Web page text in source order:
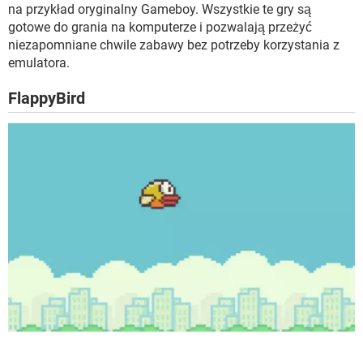
na przykład oryginalny Gameboy. Wszystkie te gry są
gotowe do grania na komputerze i pozwalają przeżyć
niezapomniane chwile zabawy bez potrzeby korzystania z
emulatora.
FlappyBird